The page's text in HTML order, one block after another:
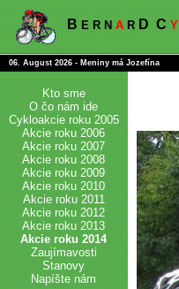
B E R N A R D C Y
06. August 2026 - Meniny má Jozefína
Kto sme
O čo nám ide
Cykloakcie roku 2005
Akcie roku 2006
Akcie roku 2007
Akcie roku 2008
Akcie roku 2009
Akcie roku 2010
Akcie roku 2011
Akcie roku 2012
Akcie roku 2013
Akcie roku 2014
Zaujímavosti
Stanovy
Napíšte nám